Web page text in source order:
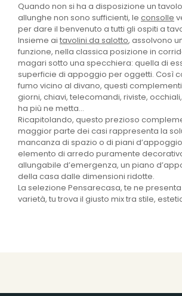
Quando non si ha a disposizione un
allunghe non sono sufficienti, le consolle
per dare il benvenuto a tutti gli ospiti a
Insieme ai tavolini da salotto, assolvono
funzione, nella classica posizione in
magari sotto una specchiera: quella di
superficie di appoggio per oggetti. Così
fumo vicino al divano, questi
giorni, chiavi, telecomandi, riviste,
ha più ne metta…
Ricapitolando, questo prezioso
maggior parte dei casi rappresenta la
mancanza di spazio o di piani
elemento di arredo puramente
allungabile d’emergenza, un piano
della casa dalle dimensioni ridotte.
La selezione Pensarecasa, te ne
varietà, tu trova il giusto mix tra stile,